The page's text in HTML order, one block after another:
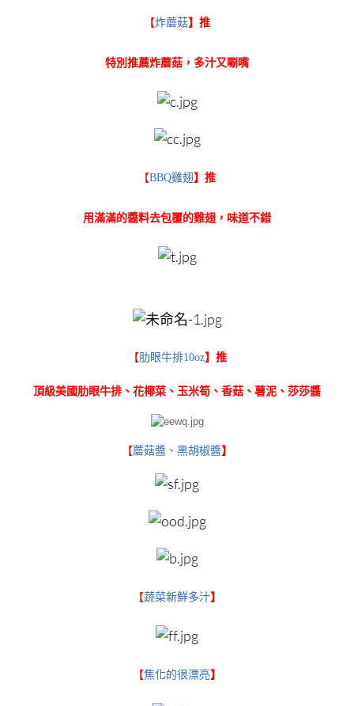
【炸蘑菇】推
特別推薦炸蘑菇，多汁又唰嘴
【BBQ雞翅】推
用滿滿的醬料去包覆的雞翅，味道不錯
【肋眼牛排10oz】推
頂級美國肋眼牛排、花椰菜、玉米筍、香菇、薯泥、莎莎醬
【蘑菇醬、黑胡椒醬】
【蔬菜新鮮多汁】
【焦化的很漂亮】